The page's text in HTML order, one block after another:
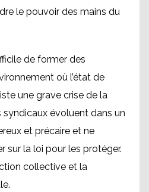
le pouvoir des mains du
de former des
où l’état de
une grave crise de la
évoluent dans un
et précaire et ne
sur la loi pour les protéger.
collective et la